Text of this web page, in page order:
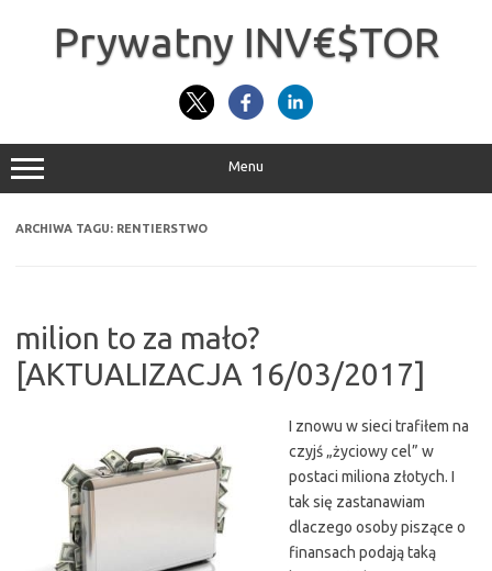
Prywatny INV€$TOR
Menu
ARCHIWA TAGU: RENTIERSTWO
milion to za mało?
[AKTUALIZACJA 16/03/2017]
I znowu w sieci trafiłem na
czyjś „życiowy cel” w
postaci miliona złotych. I
tak się zastanawiam
dlaczego osoby piszące o
finansach podają taką